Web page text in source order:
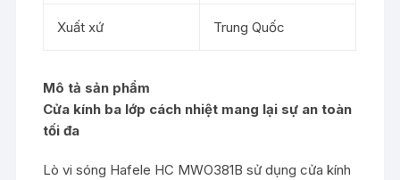
Xuất xứ Trung Quốc
Mô tả sản phẩm
Cửa kính ba lớp cách nhiệt mang lại sự an toàn
tối đa
Lò vi sóng Hafele HC MWO381B sử dụng cửa kính